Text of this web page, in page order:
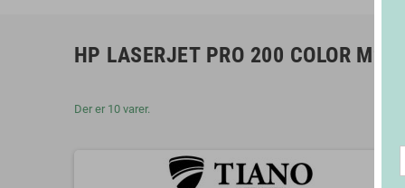
HP LASERJET PRO 200 COLOR
Der er 10 varer.